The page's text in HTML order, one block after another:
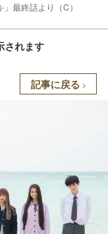
最終話より（C）
されます
記事に戻る